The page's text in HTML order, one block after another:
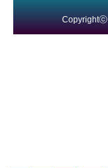
Copyrightⓒ